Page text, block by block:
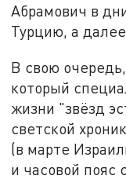
Абрамович в
Турцию, а
В свою
который
жизни "звёзд
светской
(в марте
и часовой пояс